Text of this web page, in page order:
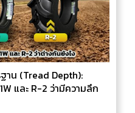
าน (Tread Depth):
และ R-2 ว่ามีความลึก